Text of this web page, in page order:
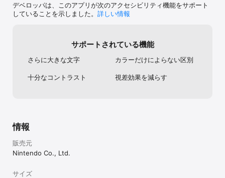
デベロッパは、このアプリが次のアクセシビリティ機能をサポート
していることを示しました。 詳しい情報
サポートされている機能
さらに大きな文字 カラーだけによらない区別
十分なコントラスト 視差効果を減らす
情報
販売元
Nintendo Co., Ltd.
サイズ